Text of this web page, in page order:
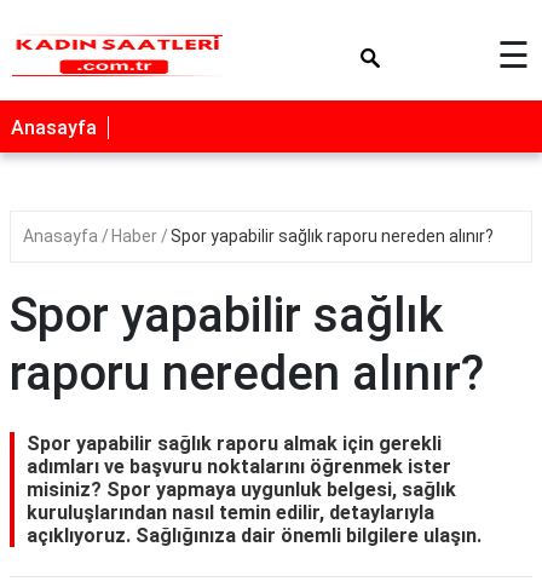
☰
Anasayfa
Anasayfa Haber Spor yapabilir sağlık raporu nereden alınır?
Spor yapabilir sağlık
raporu nereden alınır?
Spor yapabilir sağlık raporu almak için gerekli
adımları ve başvuru noktalarını öğrenmek ister
misiniz? Spor yapmaya uygunluk belgesi, sağlık
kuruluşlarından nasıl temin edilir, detaylarıyla
açıklıyoruz. Sağlığınıza dair önemli bilgilere ulaşın.